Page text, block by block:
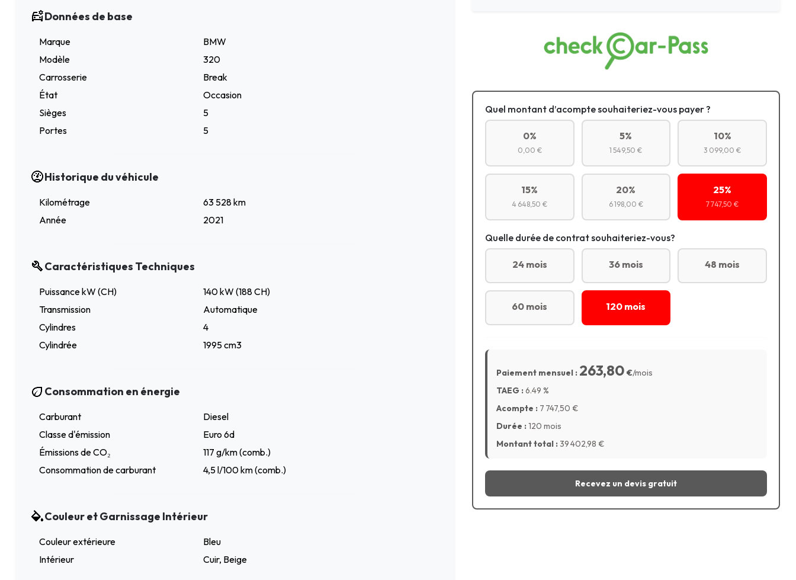
Données de base
Marque
BMW
Modèle
320
Carrosserie
Break
État
Occasion
Sièges
5
Portes
5
Historique du véhicule
Kilométrage
63 528 km
Année
2021
Caractéristiques Techniques
Puissance kW (CH)
140 kW (188 CH)
Transmission
Automatique
Cylindres
4
Cylindrée
1995 cm3
Consommation en énergie
Carburant
Diesel
Classe d'émission
Euro 6d
Émissions de CO₂
117 g/km (comb.)
Consommation de carburant
4,5 l/100 km (comb.)
Couleur et Garnissage Intérieur
Couleur extérieure
Bleu
Intérieur
Cuir, Beige
Quel montant d’acompte souhaiteriez-vous payer ?
0%
0,00 €
5%
1 549,50 €
10%
3 099,00 €
15%
4 648,50 €
20%
6 198,00 €
25%
7 747,50 €
Quelle durée de contrat souhaiteriez-vous?
24 mois 36 mois 48 mois
60 mois 120 mois
Paiement mensuel : 263,80 €/mois
TAEG :6.49 %
Acompte : 7 747,50 €
Durée :120 mois
Montant total :39 402,98 €
Recevez un devis gratuit